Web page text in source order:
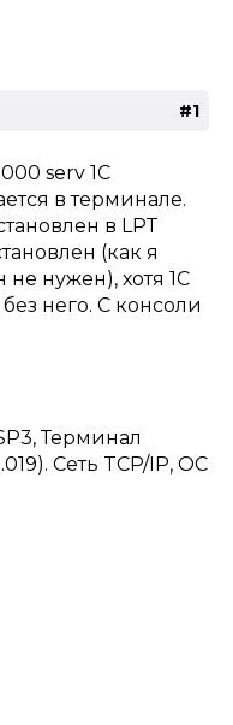
#1
serv 1C
в терминале.
в LPT
(как я
нужен), хотя 1С
него. С консоли
Терминал
Сеть TCP/IP, ОС